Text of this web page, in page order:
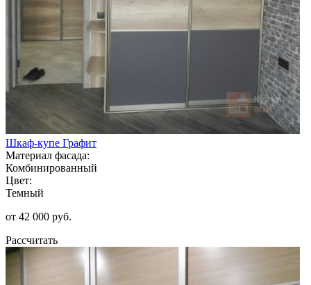
Шкаф-купе Графит
Материал фасада:
Комбинированный
Цвет:
Темный
от 42 000 руб.
Рассчитать